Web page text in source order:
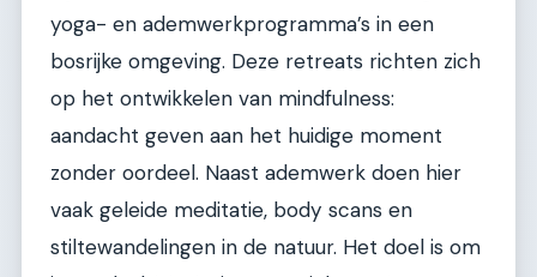
yoga- en ademwerkprogramma’s in een
bosrijke omgeving. Deze retreats richten zich
op het ontwikkelen van mindfulness:
aandacht geven aan het huidige moment
zonder oordeel. Naast ademwerk doen hier
vaak geleide meditatie, body scans en
stiltewandelingen in de natuur. Het doel is om